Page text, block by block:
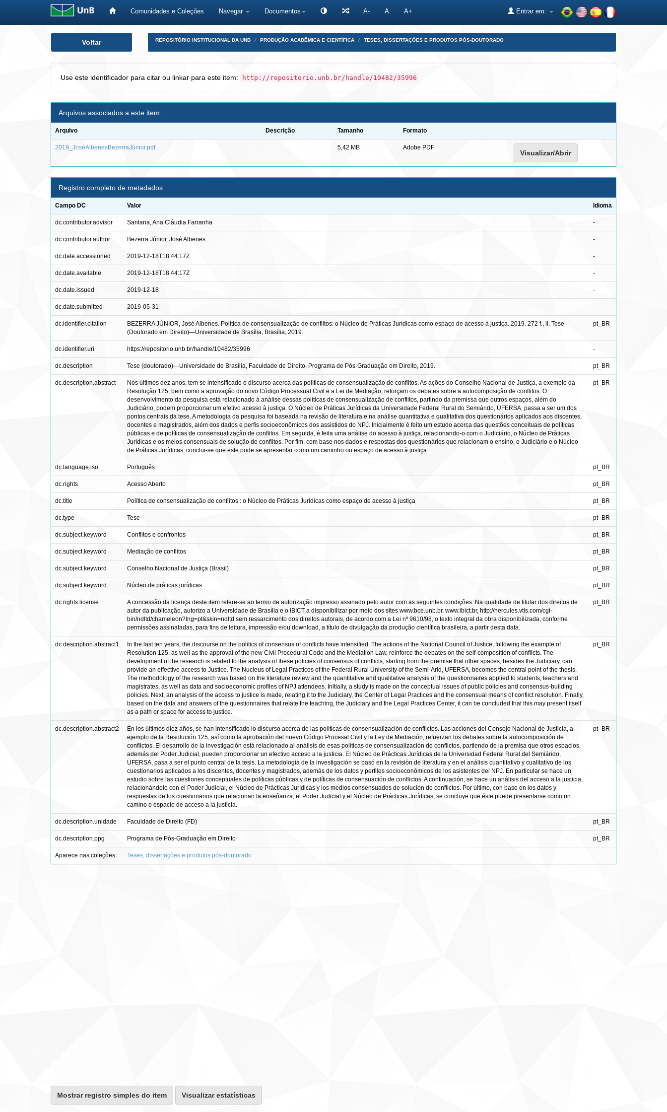
Comunidades e Coleções Navegar Documentos A- A A+ Entrar em:
Voltar REPOSITÓRIO INSTITUCIONAL DA UNB PRODUÇÃO ACADÊMICA E CIENTÍFICA TESES, DISSERTAÇÕES E PRODUTOS PÓS-DOUTORADO
Use este identificador para citar ou linkar para este item: http://repositorio.unb.br/handle/10482/35996
Arquivos associados a este item:
Arquivo Descrição Tamanho Formato
2019_JoséAlbenesBezerraJúnior.pdf 5,42 MB Adobe PDF
Visualizar/Abrir
Registro completo de metadados
Campo DC Valor Idioma
dc.contributor.advisor Santana, Ana Cláudia Farranha -
dc.contributor.author Bezerra Júnior, José Albenes -
dc.date.accessioned 2019-12-18T18:44:17Z -
dc.date.available 2019-12-18T18:44:17Z -
dc.date.issued 2019-12-18 -
dc.date.submitted 2019-05-31 -
dc.identifier.citation
BEZERRA JÚNIOR, José Albenes. Política de consensualização de conflitos: o Núcleo de Práticas Jurídicas como espaço de acesso à justiça. 2019. 272 f., il. Tese
(Doutorado em Direito)—Universidade de Brasília, Brasília, 2019.
pt_BR
dc.identifier.uri https://repositorio.unb.br/handle/10482/35996 -
dc.description Tese (doutorado)—Universidade de Brasília, Faculdade de Direito, Programa de Pós-Graduação em Direito, 2019. pt_BR
dc.description.abstract
Nos últimos dez anos, tem se intensificado o discurso acerca das políticas de consensualização de conflitos. As ações do Conselho Nacional de Justiça, a exemplo da
Resolução 125, bem como a aprovação do novo Código Processual Civil e a Lei de Mediação, reforçam os debates sobre a autocomposição de conflitos. O
desenvolvimento da pesquisa está relacionado à análise dessas políticas de consensualização de conflitos, partindo da premissa que outros espaços, além do
Judiciário, podem proporcionar um efetivo acesso à justiça. O Núcleo de Práticas Jurídicas da Universidade Federal Rural do Semiárido, UFERSA, passa a ser um dos
pontos centrais da tese. A metodologia da pesquisa foi baseada na revisão de literatura e na análise quantitativa e qualitativa dos questionários aplicados aos discentes,
docentes e magistrados, além dos dados e perfis socioeconômicos dos assistidos do NPJ. Inicialmente é feito um estudo acerca das questões conceituais de políticas
públicas e de políticas de consensualização de conflitos. Em seguida, é feita uma análise do acesso à justiça, relacionando-o com o Judiciário, o Núcleo de Práticas
Jurídicas e os meios consensuais de solução de conflitos. Por fim, com base nos dados e respostas dos questionários que relacionam o ensino, o Judiciário e o Núcleo
de Práticas Jurídicas, conclui-se que este pode se apresentar como um caminho ou espaço de acesso à justiça.
pt_BR
dc.language.iso Português pt_BR
dc.rights Acesso Aberto pt_BR
dc.title Política de consensualização de conflitos : o Núcleo de Práticas Jurídicas como espaço de acesso à justiça pt_BR
dc.type Tese pt_BR
dc.subject.keyword Conflitos e confrontos pt_BR
dc.subject.keyword Mediação de conflitos pt_BR
dc.subject.keyword Conselho Nacional de Justiça (Brasil) pt_BR
dc.subject.keyword Núcleo de práticas jurídicas pt_BR
dc.rights.license
A concessão da licença deste item refere-se ao termo de autorização impresso assinado pelo autor com as seguintes condições: Na qualidade de titular dos direitos de
autor da publicação, autorizo a Universidade de Brasília e o IBICT a disponibilizar por meio dos sites www.bce.unb.br, www.ibict.br, http://hercules.vtls.com/cgi-
bin/ndltd/chameleon?lng=pt&skin=ndltd sem ressarcimento dos direitos autorais, de acordo com a Lei nº 9610/98, o texto integral da obra disponibilizada, conforme
permissões assinaladas, para fins de leitura, impressão e/ou download, a título de divulgação da produção científica brasileira, a partir desta data.
pt_BR
dc.description.abstract1
In the last ten years, the discourse on the politics of consensus of conflicts have intensified. The actions of the National Council of Justice, following the example of
Resolution 125, as well as the approval of the new Civil Procedural Code and the Mediation Law, reinforce the debates on the self-composition of conflicts. The
development of the research is related to the analysis of these policies of consensus of conflicts, starting from the premise that other spaces, besides the Judiciary, can
provide an effective access to Justice. The Nucleus of Legal Practices of the Federal Rural University of the Semi-Arid, UFERSA, becomes the central point of the thesis.
The methodology of the research was based on the literature review and the quantitative and qualitative analysis of the questionnaires applied to students, teachers and
magistrates, as well as data and socioeconomic profiles of NPJ attendees. Initially, a study is made on the conceptual issues of public policies and consensus-building
policies. Next, an analysis of the access to justice is made, relating it to the Judiciary, the Center of Legal Practices and the consensual means of conflict resolution. Finally,
based on the data and answers of the questionnaires that relate the teaching, the Judiciary and the Legal Practices Center, it can be concluded that this may present itself
as a path or space for access to justice.
pt_BR
dc.description.abstract2
En los últimos diez años, se han intensificado lo discurso acerca de las políticas de consensualización de conflictos. Las acciones del Consejo Nacional de Justicia, a
ejemplo de la Resolución 125, así como la aprobación del nuevo Código Procesal Civil y la Ley de Mediación, refuerzan los debates sobre la autocomposición de
conflictos. El desarrollo de la investigación está relacionado al análisis de esas políticas de consensualización de conflictos, partiendo de la premisa que otros espacios,
además del Poder Judicial, pueden proporcionar un efectivo acceso a la justicia. El Núcleo de Prácticas Jurídicas de la Universidad Federal Rural del Semiárido,
UFERSA, pasa a ser el punto central de la tesis. La metodología de la investigación se basó en la revisión de literatura y en el análisis cuantitativo y cualitativo de los
cuestionarios aplicados a los discentes, docentes y magistrados, además de los datos y perfiles socioeconómicos de los asistentes del NPJ. En particular se hace un
estudio sobre las cuestiones conceptuales de políticas públicas y de políticas de consensuación de conflictos. A continuación, se hace un análisis del acceso a la justicia,
relacionándolo con el Poder Judicial, el Núcleo de Prácticas Jurídicas y los medios consensuados de solución de conflictos. Por último, con base en los datos y
respuestas de los cuestionarios que relacionan la enseñanza, el Poder Judicial y el Núcleo de Prácticas Jurídicas, se concluye que éste puede presentarse como un
camino o espacio de acceso a la justicia.
pt_BR
dc.description.unidade Faculdade de Direito (FD) pt_BR
dc.description.ppg Programa de Pós-Graduação em Direito pt_BR
Aparece nas coleções: Teses, dissertações e produtos pós-doutorado
Mostrar registro simples do item Visualizar estatísticas